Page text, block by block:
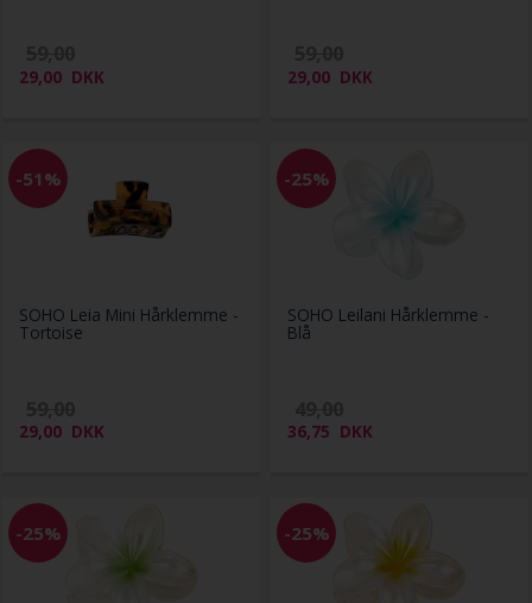
29,00 DKK 29,00 DKK
-51%
SOHO Leia Mini Hårklemme -
Tortoise
29,00 DKK
-25%
SOHO Leilani Hårklemme -
Blå
36,75 DKK
-25% -25%